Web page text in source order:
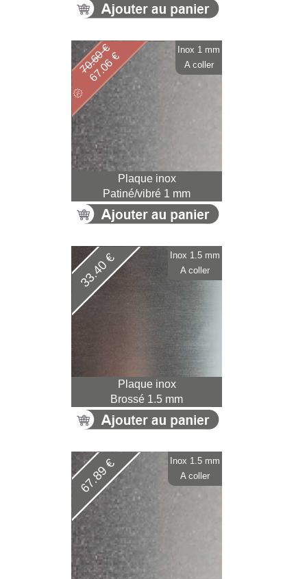
Plaque inox
Patiné/vibré 1 mm
67.06 €
70.60 €
Inox 1 mm
A coller
Plaque inox
Brossé 1.5 mm
33.40 €
Inox 1.5 mm
A coller
67.89 €
Inox 1.5 mm
A coller